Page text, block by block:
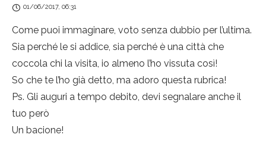
01/06/2017, 06:31
Come puoi immaginare, voto senza dubbio per l’ultima.
Sia perché le si addice, sia perché è una città che
coccola chi la visita, io almeno l’ho vissuta così!
So che te l’ho già detto, ma adoro questa rubrica!
Ps. Gli auguri a tempo debito, devi segnalare anche il
tuo però
Un bacione!